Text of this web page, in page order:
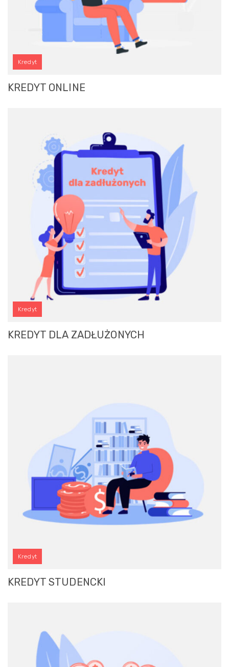
Kredyt
KREDYT ONLINE
Kredyt
KREDYT DLA ZADŁUŻONYCH
Kredyt
KREDYT STUDENCKI